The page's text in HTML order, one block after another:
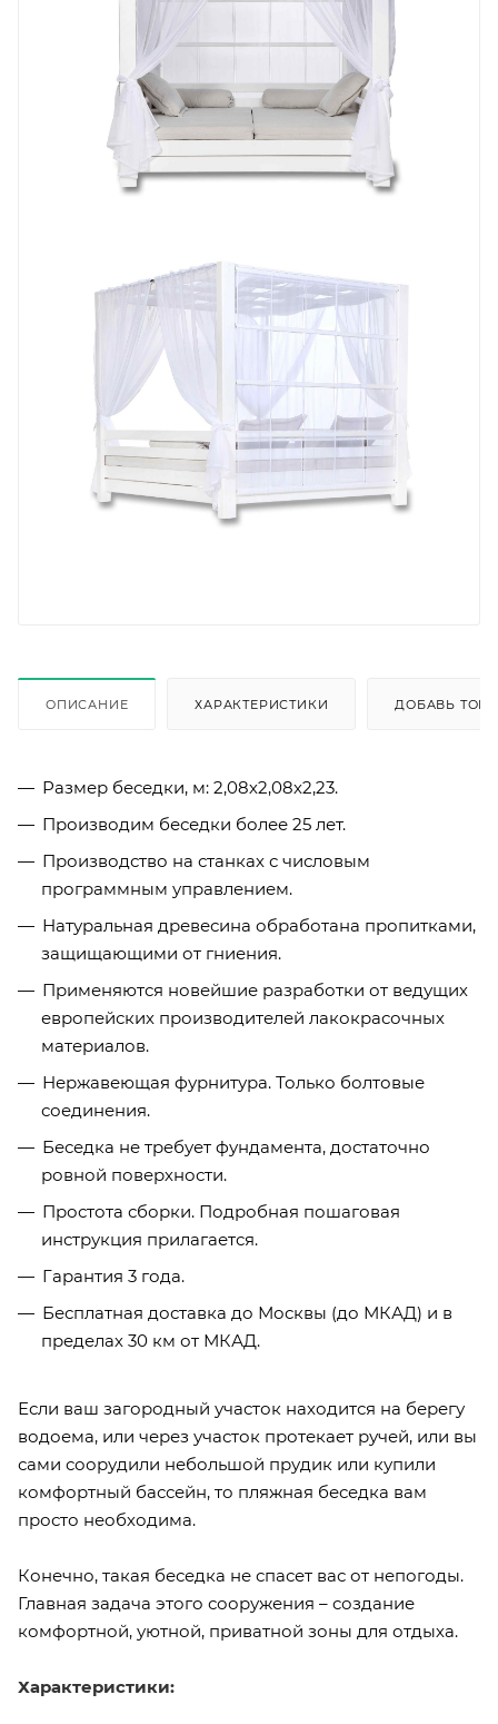
ОПИСАНИЕ ХАРАКТЕРИСТИКИ ДОБАВЬ
Размер беседки, м: 2,08х2,08х2,23.
Производим беседки более 25 лет.
Производство на станках с числовым
программным управлением.
Натуральная древесина обработана пропитками,
защищающими от гниения.
Применяются новейшие разработки от ведущих
европейских производителей лакокрасочных
материалов.
Нержавеющая фурнитура. Только болтовые
соединения.
Беседка не требует фундамента, достаточно
ровной поверхности.
Простота сборки. Подробная пошаговая
инструкция прилагается.
Гарантия 3 года.
Бесплатная доставка до Москвы (до МКАД) и в
пределах 30 км от МКАД.
Если ваш загородный участок находится на берегу
водоема, или через участок протекает ручей, или вы
сами соорудили небольшой прудик или купили
комфортный бассейн, то пляжная беседка вам
просто необходима.
Конечно, такая беседка не спасет вас от непогоды.
Главная задача этого сооружения – создание
комфортной, уютной, приватной зоны для отдыха.
Характеристики: